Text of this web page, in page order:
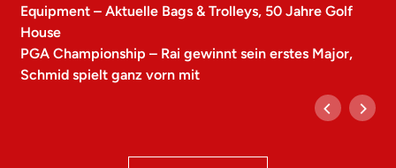
Equipment – Aktuelle Bags & Trolleys, 50 Jahre Golf
House
PGA Championship – Rai gewinnt sein erstes Major,
Schmid spielt ganz vorn mit